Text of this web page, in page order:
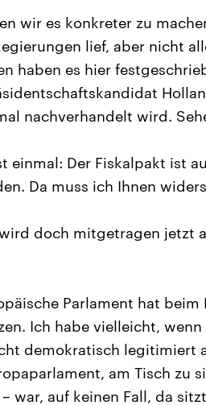
wir es konkreter zu
lief, aber nicht
haben es hier
nachverhandelt wird.
einmal: Der Fiskalpakt ist
Da muss ich Ihnen
doch mitgetragen jetzt
Parlament hat
Ich habe vielleicht,
demokratisch legitimiert
am Tisch zu
war, auf keinen Fall, da